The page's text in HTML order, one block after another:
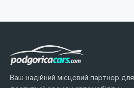
Ваш надійний місцевий партнер для